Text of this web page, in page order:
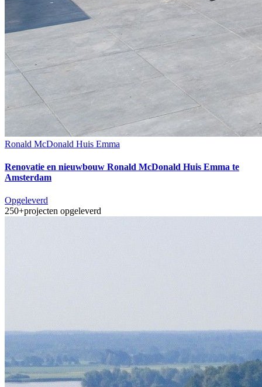
Ronald McDonald Huis Emma
Renovatie en nieuwbouw Ronald McDonald Huis Emma te
Amsterdam
Opgeleverd
250+projecten opgeleverd